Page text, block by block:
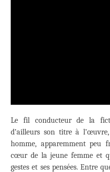
Le fil conducteur de la
d’ailleurs son titre à
homme, apparemment peu
cœur de la jeune femme et
gestes et ses pensées. Entre